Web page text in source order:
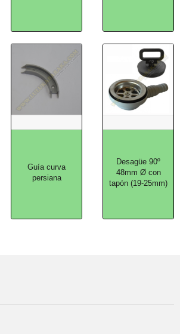
Guía curva
persiana
Desagüe 90º
48mm Ø con
tapón (19-25mm)